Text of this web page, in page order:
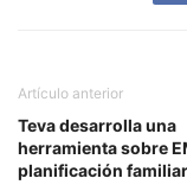
Artículo anterior
Teva desarrolla una
herramienta sobre
planificación familiar